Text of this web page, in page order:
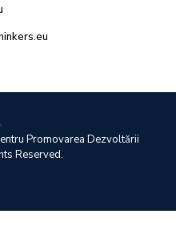
Promovarea Dezvoltării
Reserved.